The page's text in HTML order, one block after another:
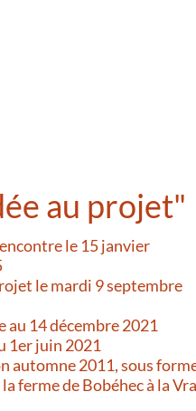
au projet"
le 15 janvier
le mardi 9 septembre
au 14 décembre 2021
1er juin 2021
automne 2011, sous
ferme de Bobéhec à la